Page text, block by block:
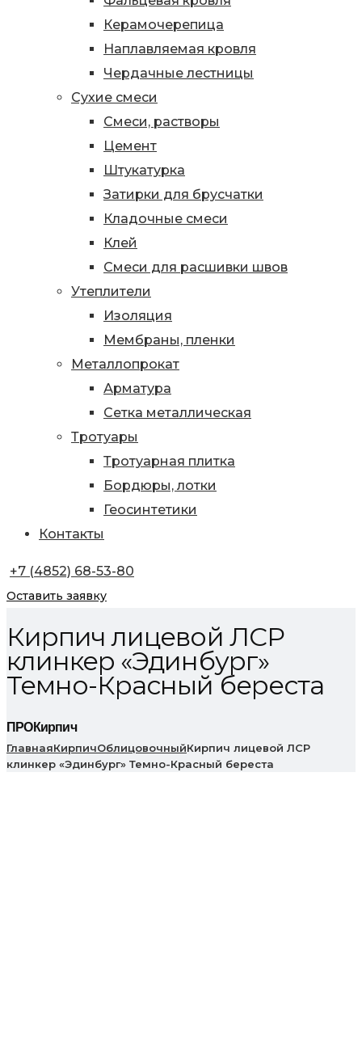
Керамочерепица
Наплавляемая кровля
Чердачные лестницы
Сухие смеси
Смеси, растворы
Цемент
Штукатурка
Затирки для брусчатки
Кладочные смеси
Клей
Смеси для расшивки швов
Утеплители
Изоляция
Мембраны, пленки
Металлопрокат
Арматура
Сетка металлическая
Тротуары
Тротуарная плитка
Бордюры, лотки
Геосинтетики
Контакты
+7 (4852) 68-53-80
Оставить заявку
Кирпич лицевой ЛСР
клинкер «Эдинбург»
Темно-Красный береста
ПРОКирпич
ГлавнаяКирпичОблицовочныйКирпич лицевой ЛСР
клинкер «Эдинбург» Темно-Красный береста